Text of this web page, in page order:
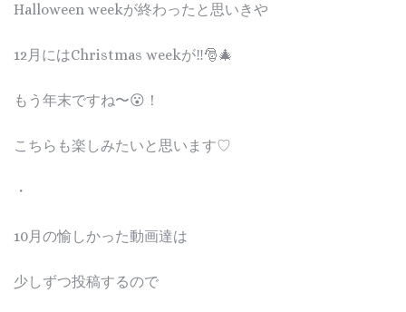
Halloween weekが終わったと思いきや
12月にはChristmas weekが‼︎🎅🎄
もう年末ですね〜😮！
こちらも楽しみたいと思います♡
・
10月の愉しかった動画達は
少しずつ投稿するので